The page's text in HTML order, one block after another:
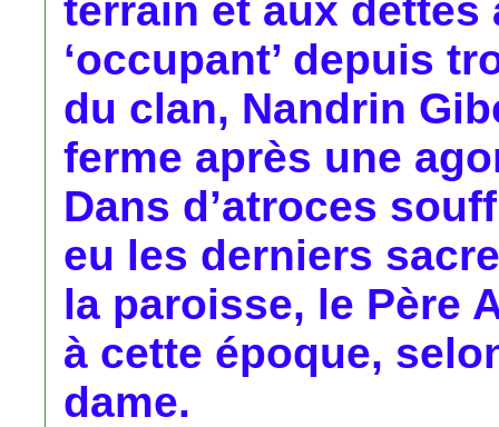
terrain et aux dettes
‘occupant’ depuis
du clan, Nandrin
ferme après une
Dans d’atroces
eu les derniers
la paroisse, le Père
à cette époque,
dame.